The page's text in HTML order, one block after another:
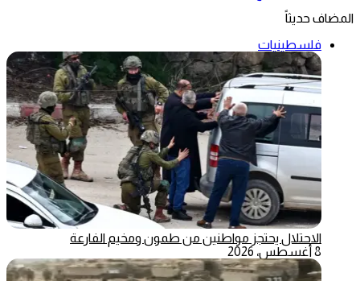
المضاف حديثاً
فلسطينيات
الاحتلال يحتجز مواطنين من طمون ومخيم الفارعة
8 أغسطس، 2026